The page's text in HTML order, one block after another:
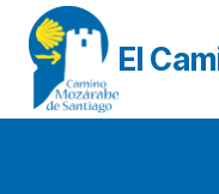
Saltar
contenido
El